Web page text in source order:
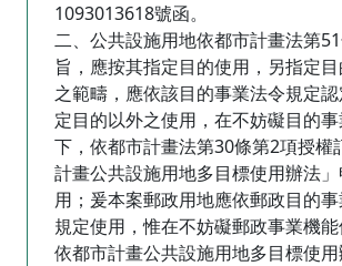
1093013618號函。
二、公共設施用地依都市計畫法第
旨，應按其指定目的使用，另指定
之範疇，應依該目的事業法令規定
定目的以外之使用，在不妨礙目的
下，依都市計畫法第30條第2項授權
計畫公共設施用地多目標使用辦法
用；爰本案郵政用地應依郵政目的
規定使用，惟在不妨礙郵政事業機
依都市計畫公共設施用地多目標使用